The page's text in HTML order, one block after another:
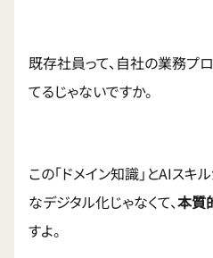
既存社員って、自社の業務プ
てるじゃないですか。
この「ドメイン知識」とAIスキ
なデジタル化じゃなくて、本質
すよ。